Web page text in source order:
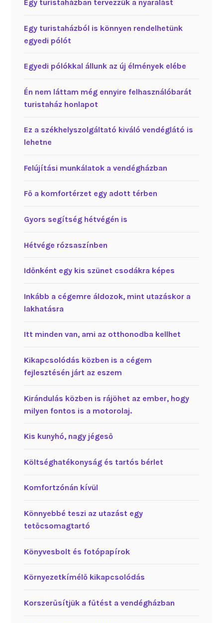
Egy turistaházban tervezzük a nyaralást
Egy turistaházból is könnyen rendelhetünk
egyedi pólót
Egyedi pólókkal állunk az új élmények elébe
Én nem láttam még ennyire felhasználóbarát
turistaház honlapot
Ez a székhelyszolgáltató kiváló vendéglátó is
lehetne
Felújítási munkálatok a vendégházban
Fő a komfortérzet egy adott térben
Gyors segítség hétvégén is
Hétvége rózsaszínben
Időnként egy kis szünet csodákra képes
Inkább a cégemre áldozok, mint utazáskor a
lakhatásra
Itt minden van, ami az otthonodba kellhet
Kikapcsolódás közben is a cégem
fejlesztésén járt az eszem
Kirándulás közben is rájöhet az ember, hogy
milyen fontos is a motorolaj.
Kis kunyhó, nagy jégeső
Költséghatékonyság és tartós bérlet
Komfortzónán kívül
Könnyebbé teszi az utazást egy
tetőcsomagtartó
Könyvesbolt és fotópapírok
Környezetkímélő kikapcsolódás
Korszerűsítjük a fűtést a vendégházban